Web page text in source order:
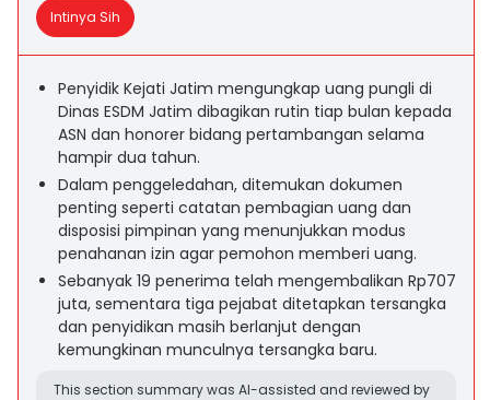
Intinya Sih
Penyidik Kejati Jatim mengungkap uang pungli di
Dinas ESDM Jatim dibagikan rutin tiap bulan kepada
ASN dan honorer bidang pertambangan selama
hampir dua tahun.
Dalam penggeledahan, ditemukan dokumen
penting seperti catatan pembagian uang dan
disposisi pimpinan yang menunjukkan modus
penahanan izin agar pemohon memberi uang.
Sebanyak 19 penerima telah mengembalikan Rp707
juta, sementara tiga pejabat ditetapkan tersangka
dan penyidikan masih berlanjut dengan
kemungkinan munculnya tersangka baru.
This section summary was AI-assisted and reviewed by